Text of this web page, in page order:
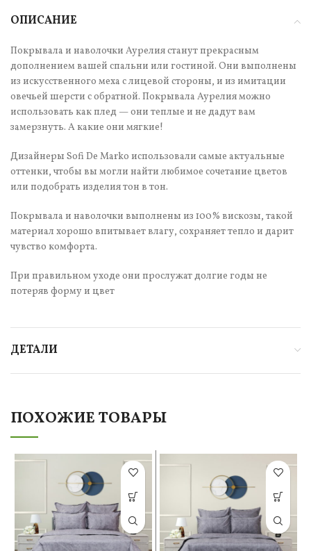
ОПИСАНИЕ
Покрывала и наволочки Аурелия станут прекрасным
дополнением вашей спальни или гостиной. Они выполнены
из искусственного меха с лицевой стороны, и из имитации
овечьей шерсти с обратной. Покрывала Аурелия можно
использовать как плед — они теплые и не дадут вам
замерзнуть. А какие они мягкие!
Дизайнеры Sofi De Marko использовали самые актуальные
оттенки, чтобы вы могли найти любимое сочетание цветов
или подобрать изделия тон в тон.
Покрывала и наволочки выполнены из 100% вискозы, такой
материал хорошо впитывает влагу, сохраняет тепло и дарит
чувство комфорта.
При правильном уходе они прослужат долгие годы не
потеряв форму и цвет
ДЕТАЛИ
ПОХОЖИЕ ТОВАРЫ